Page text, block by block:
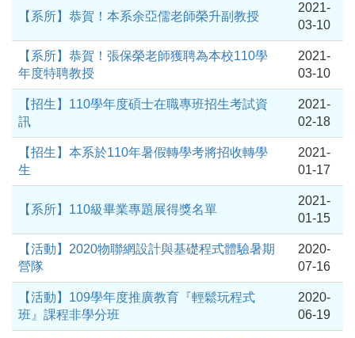
【系所】恭賀！本系余亞儒老師榮升副教授
2021-
03-10
【系所】恭賀！張保榮老師獲聘為本校110學
年度特聘教授
2021-
03-10
【招生】110學年度碩士在職專班招生考試資
訊
2021-
02-18
【招生】本系於110年暑假轉學考將招收轉學
生
2021-
01-17
【系所】110級畢業專題展得獎名單
2021-
01-15
【活動】2020物聯網設計與基礎程式體驗暑期
營隊
2020-
07-16
【活動】109學年度推廣教育『輕鬆玩程式
班』課程非學分班
2020-
06-19